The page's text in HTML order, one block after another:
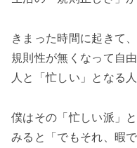
きまった時間に起きて
規則性が無くなって自
人と「忙しい」となる
僕はその「忙しい派」
みると「でもそれ、暇